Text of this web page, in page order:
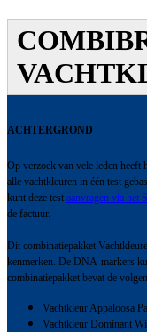
ACHTERGROND
Op verzoek van vele leden heeft
alle vachtkleuren in één test
kunt deze test aanvragen via het
de factuur.
Dit combinatiepakket
kenmerken. De DNA-markers
combinatiepakket bevat de
Vachtkleur Appaloosa
Vachtkleur Dominant